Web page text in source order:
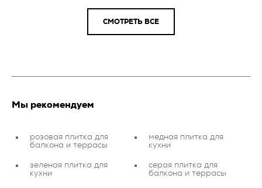
СМОТРЕТЬ ВСЕ
Мы рекомендуем
розовая плитка для
балкона и террасы
зеленая плитка для
кухни
медная плитка для
кухни
серая плитка для
балкона и террасы